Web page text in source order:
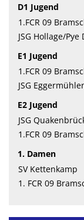
D1 Jugend
1.FCR 09
JSG Hollage/Pye
E1 Jugend
1.FCR 09
JSG
E2 Jugend
JSG
1.FCR 09
1. Damen
SV Kettenkamp
1. FCR 09